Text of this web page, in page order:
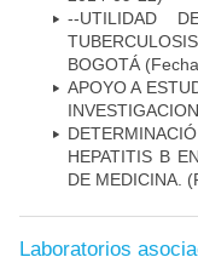
--UTILIDAD
BOGOTÁ
APOYO A
HEPATITIS B
DE MEDICINA.
Laboratorios